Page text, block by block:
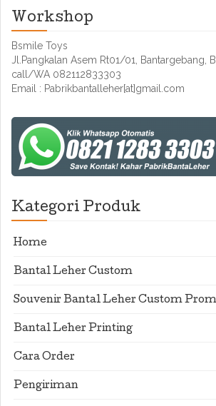
Workshop
Bsmile Toys
Jl.Pangkalan Asem Rt01/01, Bantargebang,
call/WA 082112833303
Email : Pabrikbantalleher[at]gmail.com
Kategori Produk
Home
Bantal Leher Custom
Souvenir Bantal Leher Custom
Bantal Leher Printing
Cara Order
Pengiriman